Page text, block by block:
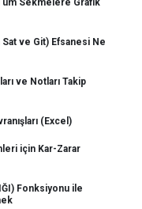
Sekmelere Grafik
Sat ve Git) Efsanesi Ne
ve Notları Takip
(Excel)
için Kar-Zarar
Fonksiyonu ile